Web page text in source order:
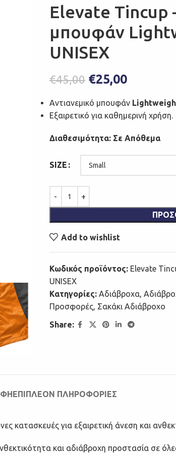
Elevate Tincup
μπουφάν
UNISEX
€45,00 €25,00
Αντιανεμικό μπουφάν
Εξαιρετικό για καθημερινή χρήση.
Διαθεσιμότητα: Σε Απόθεμα
SIZE
Add to wishlist
Κωδικός προϊόντος: Elevate
UNISEX
Κατηγορίες: Αδιάβροχα,
Προσφορές, Σακάκι Αδιάβροχο
Share:
ΕΠΙΠΛΈΟΝ ΠΛΗΡΟΦΟΡΊΕΣ
κατασκευές για εξαιρετική άνεση και
και αδιάβροχη προστασία σε